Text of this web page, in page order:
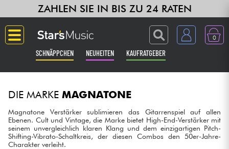
ZAHLEN SIE IN BIS ZU 24 RATEN
0
SCHNÄPPCHEN NEUHEITEN KAUFRATGEBER
Verstärker & Effekte
DIE MARKE MAGNATONE
Magnatone Verstärker sublimieren das Gitarrenspiel auf allen
Ebenen. Cult und Vintage, die Marke bietet High-End-Verstärker mit
seinem unvergleichlich klaren Klang und dem einzigartigen Pitch-
Shifting-Vibrato-Schaltkreis, der diesen Combos den 50er-Jahre-
Charakter verleiht.